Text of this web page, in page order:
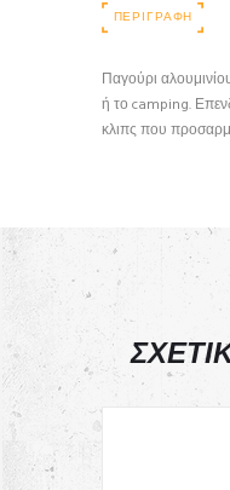
ΠΕΡΙΓΡΑΦΉ
Παγούρι
ή το camping.
κλιπς που